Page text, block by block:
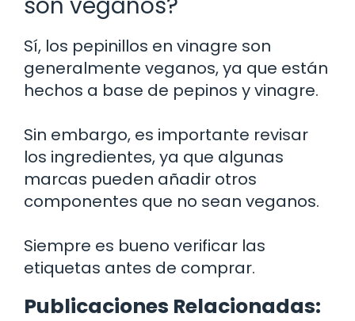
Sí, los pepinillos en vinagre son
generalmente veganos, ya que están
hechos a base de pepinos y vinagre.
Sin embargo, es importante revisar
los ingredientes, ya que algunas
marcas pueden añadir otros
componentes que no sean veganos.
Siempre es bueno verificar las
etiquetas antes de comprar.
Publicaciones Relacionadas: